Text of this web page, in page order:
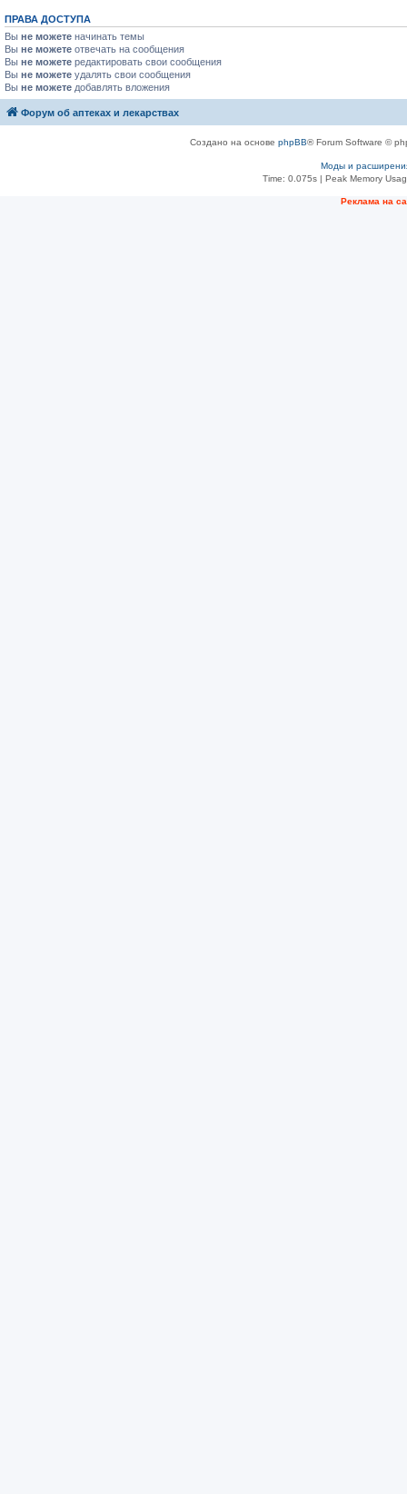
ПРАВА ДОСТУПА
Вы не можете начинать темы
Вы не можете отвечать на сообщения
Вы не можете редактировать свои сообщения
Вы не можете удалять свои сообщения
Вы не можете добавлять вложения
Форум об аптеках и лекарствах
Создано на основе phpBB® Forum Software ©
Моды и
Time: 0.075s| Peak Memory
Рeклама на